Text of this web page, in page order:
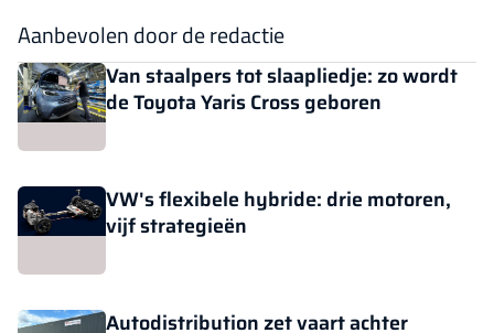
Aanbevolen door de redactie
Van staalpers tot slaapliedje: zo wordt
de Toyota Yaris Cross geboren
VW's flexibele hybride: drie motoren,
vijf strategieën
Autodistribution zet vaart achter